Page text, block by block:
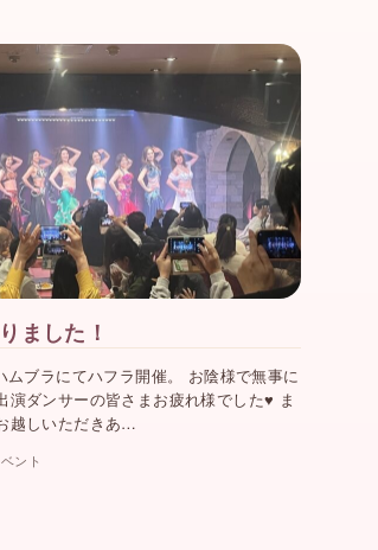
ました！
ムブラにてハフラ開催。 お陰様で無事に
演ダンサーの皆さまお疲れ様でした♥️ ま
越しいただきあ…
ント